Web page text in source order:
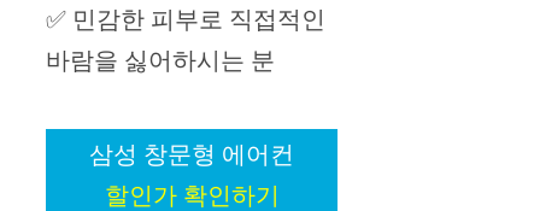
✅ 민감한 피부로 직접적인
바람을 싫어하시는 분
삼성 창문형 에어컨
할인가 확인하기